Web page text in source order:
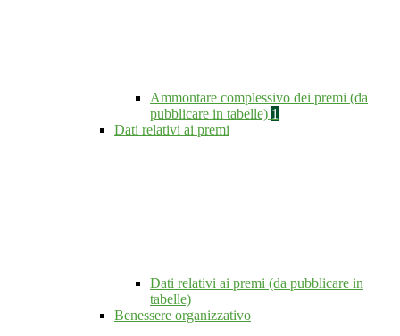
Ammontare complessivo dei premi (da
pubblicare in tabelle) 1
Dati relativi ai premi
Dati relativi ai premi (da pubblicare in
tabelle)
Benessere organizzativo